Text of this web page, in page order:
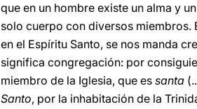
que en un hombre existe un alma y
solo cuerpo con diversos miembros.
en el Espíritu Santo, se nos manda
significa congregación: por
miembro de la Iglesia, que es santa
Santo, por la inhabitación de la